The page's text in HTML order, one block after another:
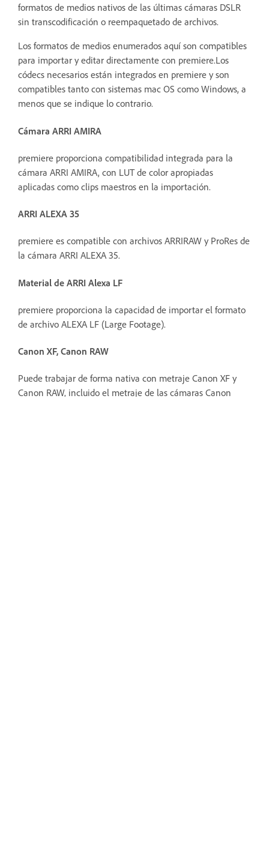
formatos de medios nativos de las últimas cámaras DSLR
sin transcodificación o reempaquetado de archivos.
Los formatos de medios enumerados aquí son compatibles
para importar y editar directamente con premiere.Los
códecs necesarios están integrados en premiere y son
compatibles tanto con sistemas mac OS como Windows, a
menos que se indique lo contrario.
Cámara ARRI AMIRA
premiere proporciona compatibilidad integrada para la
cámara ARRI AMIRA, con LUT de color apropiadas
aplicadas como clips maestros en la importación.
ARRI ALEXA 35
premiere es compatible con archivos ARRIRAW y ProRes de
la cámara ARRI ALEXA 35.
Material de ARRI Alexa LF
premiere proporciona la capacidad de importar el formato
de archivo ALEXA LF (Large Footage).
Canon XF, Canon RAW
Puede trabajar de forma nativa con metraje Canon XF y
Canon RAW, incluido el metraje de las cámaras Canon